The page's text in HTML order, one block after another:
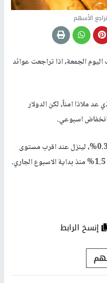
الأسهم
الجمعة، اذا تراجعت عوائد
ملاذا امناً، لكن الدولار
اسبوعي.
وصعد الذهب بالمعاملات الفورية الى 0.3%، لينزل عند اقرب مستوى
إنسخ الرابط